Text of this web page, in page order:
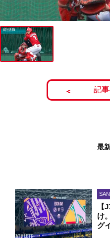
記
最
【
け
グ